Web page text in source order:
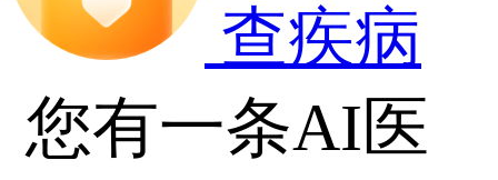
查疾病
您有一条AI医